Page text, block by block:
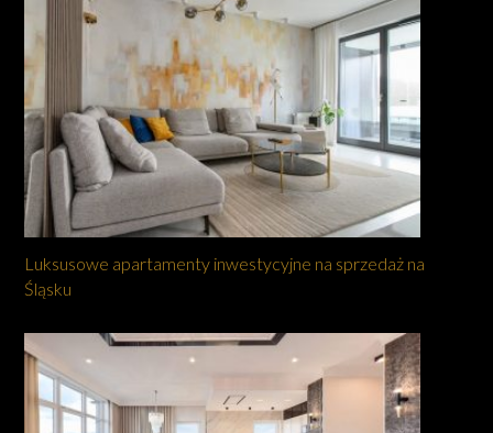
Luksusowe apartamenty inwestycyjne na sprzedaż na
Śląsku